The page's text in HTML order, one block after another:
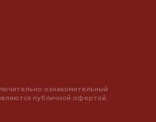
ознакомительный
публичной офертой.